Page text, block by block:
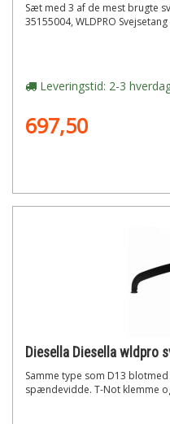
Sæt med 3 af de mest brugte
35155004, WLDPRO
Leveringstid: 2-3
697,50
Samme type som D13
spændevidde. T-Not klemme